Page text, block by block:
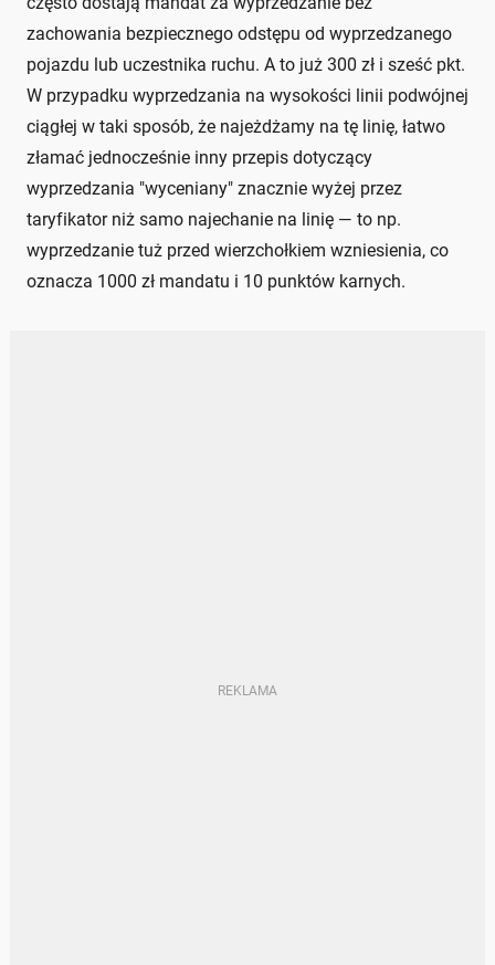
zachowania bezpiecznego odstępu od wyprzedzanego
pojazdu lub uczestnika ruchu. A to już 300 zł i sześć pkt.
W przypadku wyprzedzania na wysokości linii podwójnej
ciągłej w taki sposób, że najeżdżamy na tę linię, łatwo
złamać jednocześnie inny przepis dotyczący
wyprzedzania "wyceniany" znacznie wyżej przez
taryfikator niż samo najechanie na linię — to np.
wyprzedzanie tuż przed wierzchołkiem wzniesienia, co
oznacza 1000 zł mandatu i 10 punktów karnych.